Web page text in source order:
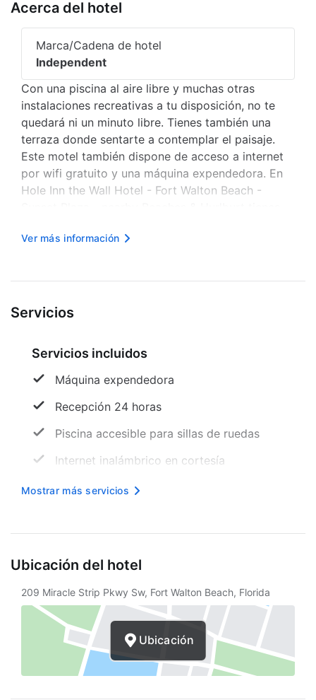
Acerca del hotel
Marca/Cadena de hotel
Independent
Con una piscina al aire libre y muchas otras
instalaciones recreativas a tu disposición, no te
quedará ni un minuto libre. Tienes también una
terraza donde sentarte a contemplar el paisaje.
Este motel también dispone de acceso a internet
por wifi gratuito y una máquina expendedora. En
Hole Inn the Wall Hotel - Fort Walton Beach -
Disfruta de tu bebida favorita en el Bar. Tendrás
Ver más información
Servicios
Servicios incluidos
Máquina expendedora
Recepción 24 horas
Piscina accesible para sillas de ruedas
Internet inalámbrico en cortesía
Área designada para fumar
Estacionamiento sin asistencia gratuito
Solárium
Mostrar más servicios
Ubicación del hotel
209 Miracle Strip Pkwy Sw, Fort Walton Beach, Florida
Ubicación